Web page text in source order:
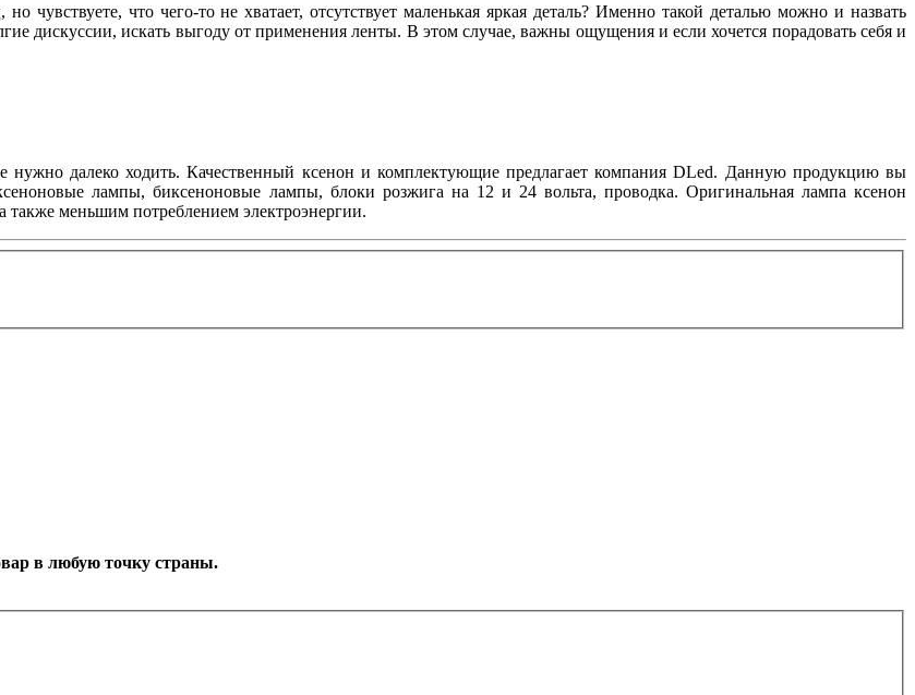
чувствуете, что чего-то не хватает, отсутствует маленькая яркая деталь? Именно такой деталью можно и назвать
дискуссии, искать выгоду от применения ленты. В этом случае, важны ощущения и если хочется порадовать себя и
далеко ходить. Качественный ксенон и комплектующие предлагает компания DLed. Данную продукцию вы
лампы, биксеноновые лампы, блоки розжига на 12 и 24 вольта, проводка. Оригинальная лампа ксенон
также меньшим потреблением электроэнергии.
в любую точку страны.